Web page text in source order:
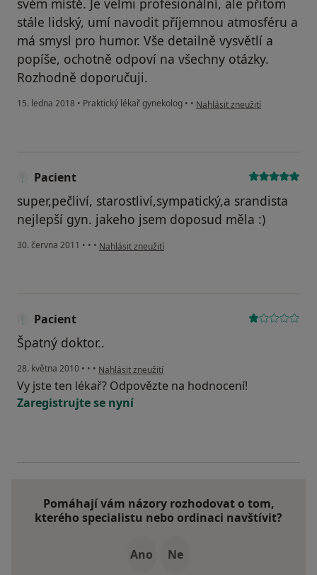
svém místě. Je velmi profesionální, ale přitom
stále lidský, umí navodit příjemnou atmosféru a
má smysl pro humor. Vše detailně vysvětlí a
popíše, ochotně odpoví na všechny otázky.
Rozhodně doporučuji.
15. ledna 2018 • Praktický lékař gynekolog • • podle názoru uživatele
Nahlásit zneužití
Pacient
super,pečliví, starostliví,sympatický,a srandista
nejlepší gyn. jakeho jsem doposud měla :)
30. června 2011 • • • podle názoru uživatele Pacient
Nahlásit zneužití
Pacient
Špatný doktor..
28. května 2010 • • • podle názoru uživatele Pacient
Nahlásit zneužití
Vy jste ten lékař? Odpovězte na hodnocení!
Zaregistrujte se nyní
Pomáhají vám názory rozhodovat o tom,
kterého specialistu nebo ordinaci navštívit?
Ano Ne